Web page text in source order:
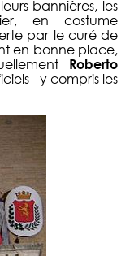
bannières, les
en costume
par le curé de
en bonne place,
Roberto
- y compris les